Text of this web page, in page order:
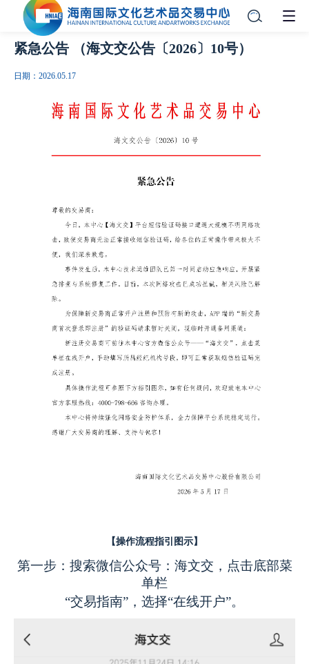
紧急公告 （海文交公告〔2026〕10号）
日期：2026.05.17
【操作流程指引图示】
第一步：搜索微信公众号：海文交，点击底部菜
单栏
“交易指南”，选择“在线开户”。